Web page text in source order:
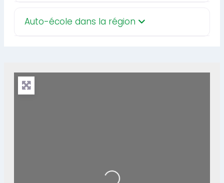
Auto-école dans la région
Loading...